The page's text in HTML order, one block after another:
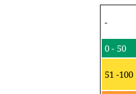
-
0 - 50
51 -100